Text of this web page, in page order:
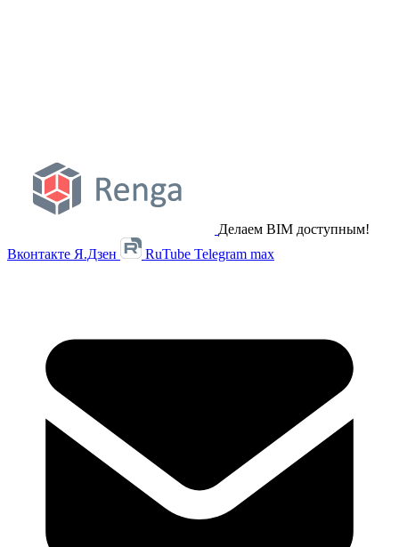
Делаем BIM доступным!
Вконтакте Я.Дзен RuTube Telegram max